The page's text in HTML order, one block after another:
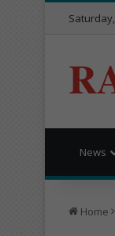
News
Home